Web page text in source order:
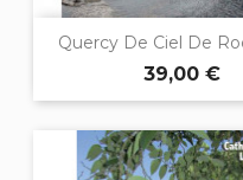
Quercy De Ciel De
39,00 €